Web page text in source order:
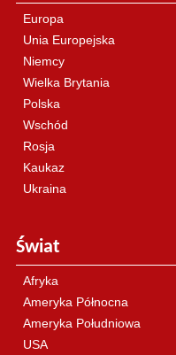
Europa
Unia Europejska
Niemcy
Wielka Brytania
Polska
Wschód
Rosja
Kaukaz
Ukraina
Świat
Afryka
Ameryka Północna
Ameryka Południowa
USA